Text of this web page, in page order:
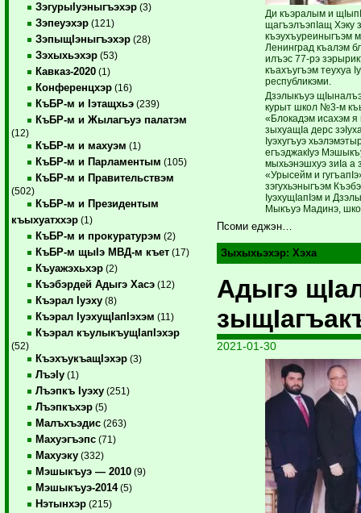
ЗэгурыIуэныгъэхэр (3)
Зэпеуэхэр (121)
ЗэпыщIэныгъэхэр (28)
Зэхыхьэхэр (53)
Кавказ-2020 (1)
Конференцхэр (16)
КъБР-м и Iэтащхьэ (239)
КъБР-м и Жылагъуэ палатэм
(12)
КъБР-м и махуэм (1)
КъБР-м и Парламентым (105)
КъБР-м и Правительствэм
(502)
КъБР-м и Президентым
къыхуатххэр (1)
КъБР-м и прокуратурэм (2)
КъБР-м щыIэ МВД-м къет (17)
Къуажэхьхэр (2)
Къэбэрдей Адыгэ Хасэ (12)
Къэрал Iуэху (8)
Къэрал IуэхущIапIэхэм (11)
Къэрал къулыкъущIапIэхэр
(52)
КъэхъукъащIэхэр (3)
ЛъэIу (1)
Лъэпкъ Iуэху (251)
Лъэпкъхэр (5)
Малъхъэдис (263)
Махуэгъэпс (71)
Махуэку (332)
Мэшыкъуэ — 2010 (9)
Мэшыкъуэ-2014(5)
Нэтынхэр (215)
Ди къэралым и
щагъэлъэпIащ Хэку
къэухъу­реиныгъэм
Ленинград къалэм
илъэс 77-рэ
къахъугъэм теухуа
республи­кэми.
Дзэлыкъуэ
курыт школ №3-м
«Блокадэм исахэм
зыхуащIа дерс
Iуэху­гъуэ
егъэджакIуэ
мыхьэ­нэшхуэ зиIа а
­«Урысейм и
зэгухьэныгъэм
IуэхущIапIэм и
Мыкъуэ Мадинэ,
Псоми еджэн…
Зыхыхьэхэр: Хэха
Адыгэ
2021-01-30